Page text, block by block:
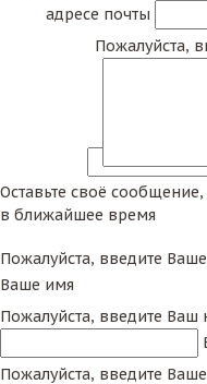
адресе почты
Пожалуйста,
Оставьте своё
в ближайшее время
Пожалуйста, введите
Ваше имя
Пожалуйста, введите Ваш
Пожалуйста, введите